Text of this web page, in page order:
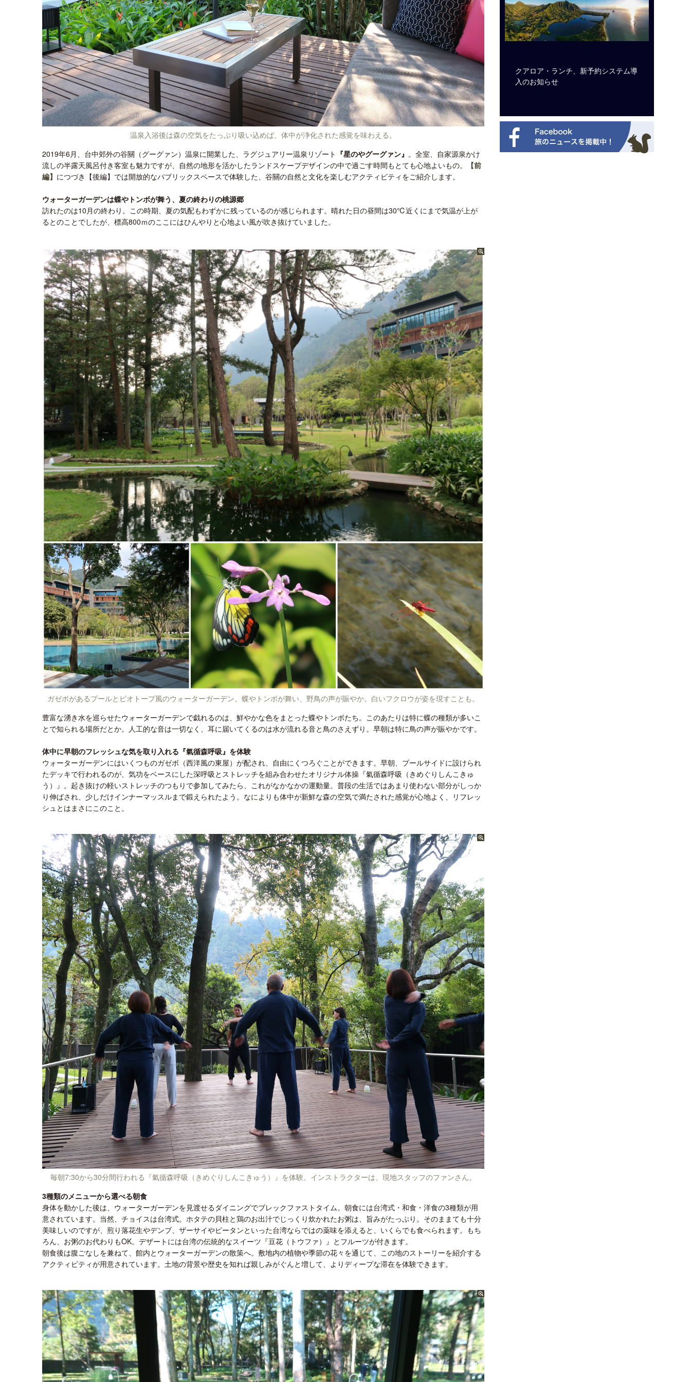
温泉入浴後は森の空気をたっぷり吸い込めば、体中が浄化された感覚を味わえる。
2019年6月、台中郊外の谷關（グーグァン）温泉に開業した、ラグジュアリー温泉リゾート 『星のやグーグァン』 。全室、自家源泉かけ
流しの半露天風呂付き客室も魅力ですが、自然の地形を活かしたランドスケープデザインの中で過ごす時間もとても心地よいもの。
【前
編】 につづき【後編】では開放的なパブリックスペースで体験した、谷關の自然と文化を楽しむアクティビティをご紹介します。
ウォーターガーデンは蝶やトンボが舞う、夏の終わりの桃源郷
訪れたのは10月の終わり。この時期、夏の気配もわずかに残っているのが感じられます。晴れた日の昼間は30℃近くにまで気温が上が
るとのことでしたが、標高800ｍのここにはひんやりと心地よい風が吹き抜けていました。
ガゼボがあるプールとビオトープ風のウォーターガーデン。蝶やトンボが舞い、野鳥の声が賑やか。白いフクロウが姿を現すことも。
豊富な湧き水を巡らせたウォーターガーデンで戯れるのは、鮮やかな色をまとった蝶やトンボたち。このあたりは特に蝶の種類が多いこ
とで知られる場所だとか。人工的な音は一切なく、耳に届いてくるのは水が流れる音と鳥のさえずり。早朝は特に鳥の声が賑やかです。
体中に早朝のフレッシュな気を取り入れる『氣循森呼吸』を体験
ウォーターガーデンにはいくつものガゼボ（西洋風の東屋）が配され、自由にくつろぐことができます。早朝、プールサイドに設けられ
たデッキで行われるのが、気功をベースにした深呼吸とストレッチを組み合わせたオリジナル体操『氣循森呼吸（きめぐりしんこきゅ
う）』。起き抜けの軽いストレッチのつもりで参加してみたら、これがなかなかの運動量。普段の生活ではあまり使わない部分がしっか
り伸ばされ、少しだけインナーマッスルまで鍛えられたよう。なによりも体中が新鮮な森の空気で満たされた感覚が心地よく、リフレッ
シュとはまさにこのこと。
毎朝7:30から30分間行われる『氣循森呼吸（きめぐりしんこきゅう）』を体験。インストラクターは、現地スタッフのファンさん。
3種類のメニューから選べる朝食
身体を動かした後は、ウォーターガーデンを見渡せるダイニングでブレックファストタイム。朝食には台湾式・和食・洋食の3種類が用
意されています。当然、チョイスは台湾式。ホタテの貝柱と鶏のお出汁でじっくり炊かれたお粥は、旨みがたっぷり。そのままても十分
美味しいのですが、煎り落花生やデンブ、ザーサイやピータンといった台湾ならではの薬味を添えると、いくらでも食べられます。もち
ろん、お粥のお代わりもOK。デザートには台湾の伝統的なスイーツ『豆花（トウファ）』とフルーツが付きます。
朝食後は腹ごなしを兼ねて、館内とウォーターガーデンの散策へ。敷地内の植物や季節の花々を通じて、この地のストーリーを紹介する
アクティビティが用意されています。土地の背景や歴史を知れば親しみがぐんと増して、よりディープな滞在を体験できます。
開業50周年に合わせ「ザ ビュッフェ
アット ハイアット」のメニューを刷
新
ロサンゼルス観光局、ウォルト・ディ
ズニーゆかりのスポット10選を紹介
クアロア・ランチ、新予約システム導
入のお知らせ